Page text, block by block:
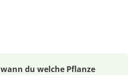
wann du welche Pflanze